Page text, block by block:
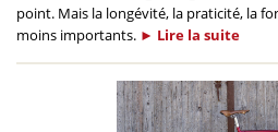
point. Mais la longévité, la praticité, la
moins importants. ► Lire la suite